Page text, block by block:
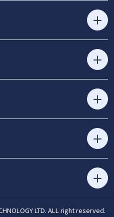
LTD. ALL right reserved.